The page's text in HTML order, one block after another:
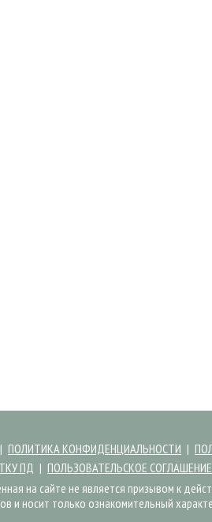
ПОЛИТИКА КОНФИДЕНЦИАЛЬНОСТИ
ПД
ПОЛЬЗОВАТЕЛЬСКОЕ СОГЛАШЕНИЕ
на сайте не является призывом к
и носит только ознакомительный